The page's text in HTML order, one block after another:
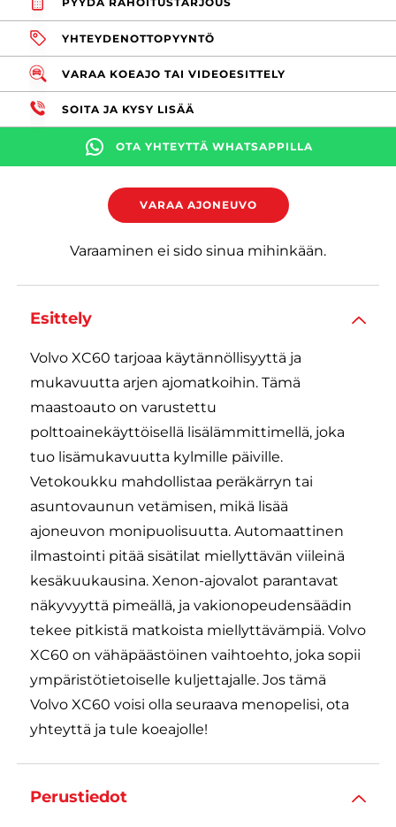
YHTEYDENOTTOPYYNTÖ
VARAA KOEAJO TAI VIDEOESITTELY
SOITA JA KYSY LISÄÄ
OTA YHTEYTTÄ WHATSAPPILLA
VARAA AJONEUVO
Varaaminen ei sido sinua mihinkään.
Esittely
Volvo XC60 tarjoaa käytännöllisyyttä ja
mukavuutta arjen ajomatkoihin. Tämä
maastoauto on varustettu
polttoainekäyttöisellä lisälämmittimellä, joka
tuo lisämukavuutta kylmille päiville.
Vetokoukku mahdollistaa peräkärryn tai
asuntovaunun vetämisen, mikä lisää
ajoneuvon monipuolisuutta. Automaattinen
ilmastointi pitää sisätilat miellyttävän viileinä
kesäkuukausina. Xenon-ajovalot parantavat
näkyvyyttä pimeällä, ja vakionopeudensäädin
tekee pitkistä matkoista miellyttävämpiä. Volvo
XC60 on vähäpäästöinen vaihtoehto, joka sopii
ympäristötietoiselle kuljettajalle. Jos tämä
Volvo XC60 voisi olla seuraava menopelisi, ota
yhteyttä ja tule koeajolle!
Perustiedot